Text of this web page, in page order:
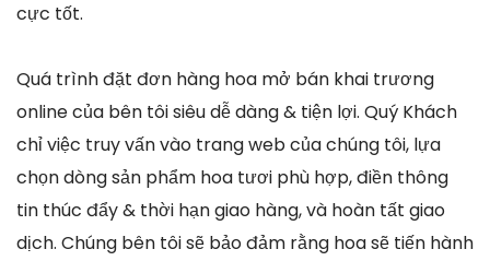
cực tốt.
Quá trình đặt đơn hàng hoa mở bán khai trương
online của bên tôi siêu dễ dàng & tiện lợi. Quý Khách
chỉ việc truy vấn vào trang web của chúng tôi, lựa
chọn dòng sản phẩm hoa tươi phù hợp, điền thông
tin thúc đẩy & thời hạn giao hàng, và hoàn tất giao
dịch. Chúng bên tôi sẽ bảo đảm rằng hoa sẽ tiến hành